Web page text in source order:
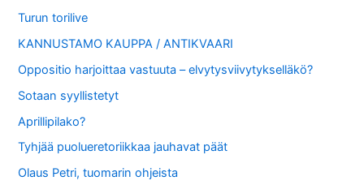
Turun torilive
KANNUSTAMO KAUPPA / ANTIKVAARI
Oppositio harjoittaa vastuuta – elvytysviivytykselläkö?
Sotaan syyllistetyt
Aprillipilako?
Tyhjää puolueretoriikkaa jauhavat päät
Olaus Petri, tuomarin ohjeista